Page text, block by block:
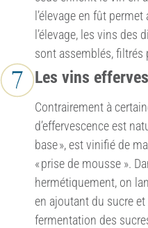
l’élevage en fût
l’élevage, les vins des
sont assemblés,
Les vins
Contrairement à
d’effervescence est
base », est vinifié de
« prise de mousse ».
hermétiquement, on
en ajoutant du sucre
fermentation des